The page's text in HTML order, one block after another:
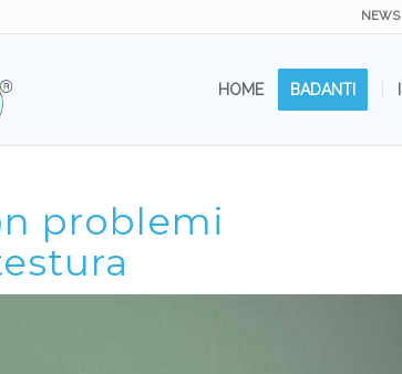
NEWS
HOME BADANTI
problemi